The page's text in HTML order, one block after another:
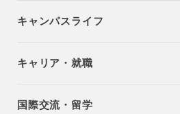
キャンパスライフ
キャリア・就職
国際交流・留学